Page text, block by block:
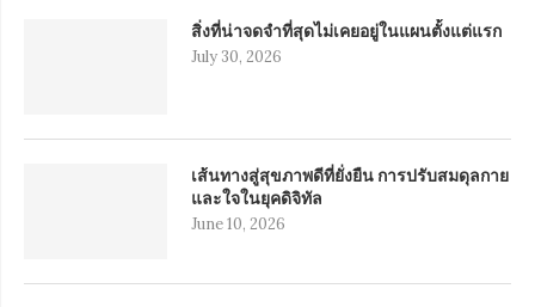
สิ่งที่น่าจดจำที่สุดไม่เคยอยู่ในแผนตั้งแต่แรก
July 30, 2026
เส้นทางสู่สุขภาพดีที่ยั่งยืน การปรับสมดุลกาย
และใจในยุคดิจิทัล
June 10, 2026